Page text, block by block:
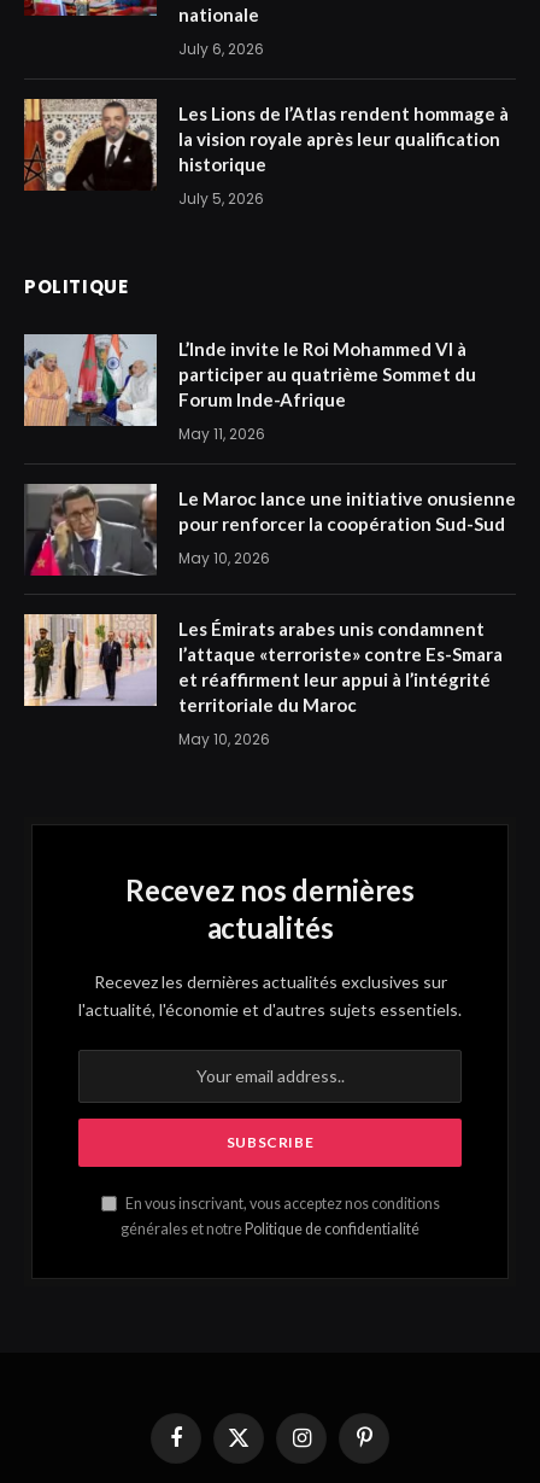
nationale
July 6, 2026
Les Lions de l’Atlas rendent hommage à
la vision royale après leur qualification
historique
July 5, 2026
POLITIQUE
L’Inde invite le Roi Mohammed VI à
participer au quatrième Sommet du
Forum Inde-Afrique
May 11, 2026
Le Maroc lance une initiative onusienne
pour renforcer la coopération Sud-Sud
May 10, 2026
Les Émirats arabes unis condamnent
l’attaque «terroriste» contre Es-Smara
et réaffirment leur appui à l’intégrité
territoriale du Maroc
May 10, 2026
Recevez nos dernières
actualités
Recevez les dernières actualités exclusives sur
l'actualité, l'économie et d'autres sujets essentiels.
En vous inscrivant, vous acceptez nos conditions
générales et notrePolitique de confidentialité
FacebookX
(Twitter)
InstagramPinterest